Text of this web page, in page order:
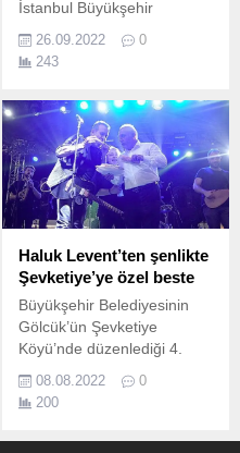
İstanbul Büyükşehir
Belediyesi (İBB) Şehir
Tiyatroları, Bahçelievler’de
sahnelediği yepyeni oyunu
turnelerine başladı.
26.09.2022
0
243
Haluk Levent’ten şenlikte
Şevketiye’ye özel beste
Büyükşehir Belediyesinin
Gölcük’ün Şevketiye
Köyü’nde düzenlediği 4.
08.08.2022
0
200